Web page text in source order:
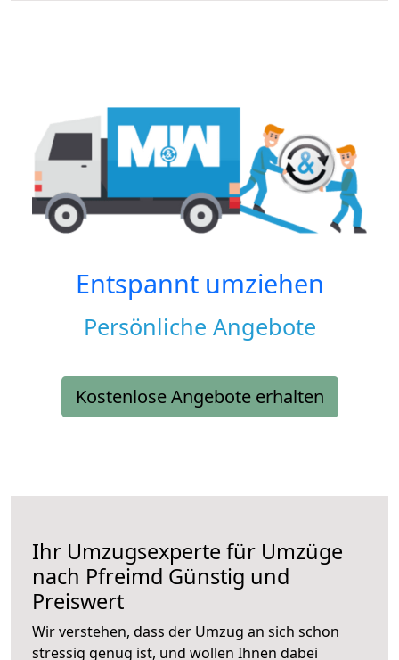
Entspannt umziehen
Persönliche Angebote
Kostenlose Angebote erhalten
Ihr Umzugsexperte für Umzüge
nach Pfreimd Günstig und
Preiswert
Wir verstehen, dass der Umzug an sich schon
stressig genug ist, und wollen Ihnen dabei